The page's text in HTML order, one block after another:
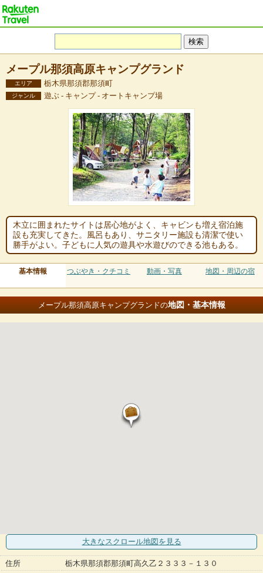
メープル那須高原キャンプグランド
エリア 栃木県那須郡那須町
ジャンル 遊ぶ - キャンプ - オートキャンプ場
木立に囲まれたサイトは居心地がよく、キャビンも増え宿泊施
設も充実してきた。風呂もあり、サニタリー施設も清潔で使い
勝手がよい。子どもに人気の遊具や水遊びのできる池もある。
基本情報 つぶやき・クチコミ 動画・写真 地図・周辺の宿
メープル那須高原キャンプグランドの地図・基本情報
大きなスクロール地図 を見る
住所
栃木県那須郡那須町高久乙２３３３－１３０